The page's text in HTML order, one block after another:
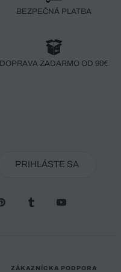
BEZPEČNÁ PLATBA
DOPRAVA ZADARMO OD 90€
PRIHLÁSTE SA
ZÁKAZNÍCKA PODPORA